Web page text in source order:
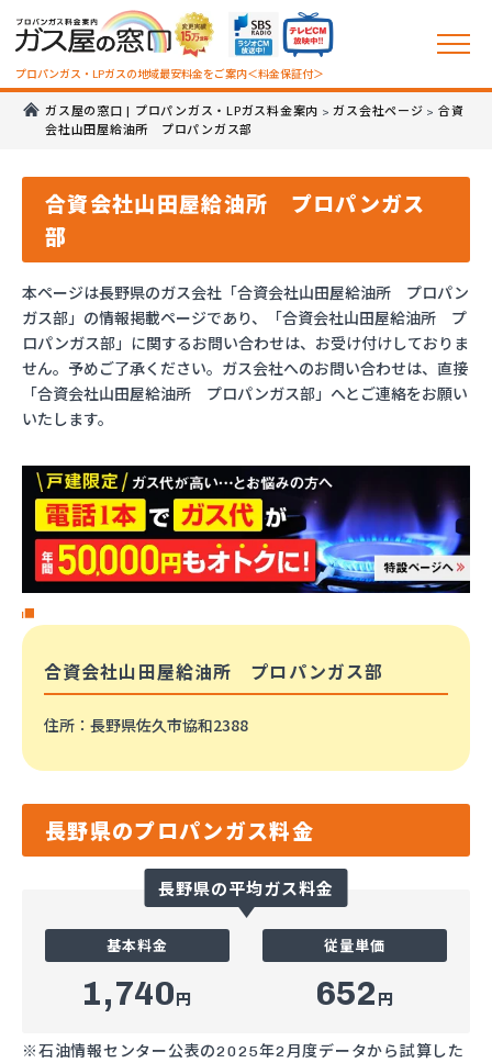
プロパンガス・LPガスの地域最安料金をご案内＜料金保証付＞
ガス屋の窓口 | プロパンガス・LPガス料金案内 >ガス会社ページ > 合資
会社山田屋給油所 プロパンガス部
合資会社山田屋給油所 プロパンガス
部
本ページは長野県のガス会社「合資会社山田屋給油所 プロパン
ガス部」の情報掲載ページであり、「合資会社山田屋給油所 プ
ロパンガス部」に関するお問い合わせは、お受け付けしておりま
せん。予めご了承ください。ガス会社へのお問い合わせは、直接
「合資会社山田屋給油所 プロパンガス部」へとご連絡をお願い
いたします。
合資会社山田屋給油所 プロパンガス部
住所 ：長野県佐久市協和2388
長野県のプロパンガス料金
長野県の平均ガス料金
基本料金
1,740円
従量単価
652 円
※石油情報センター公表の2025年2月度データから試算した